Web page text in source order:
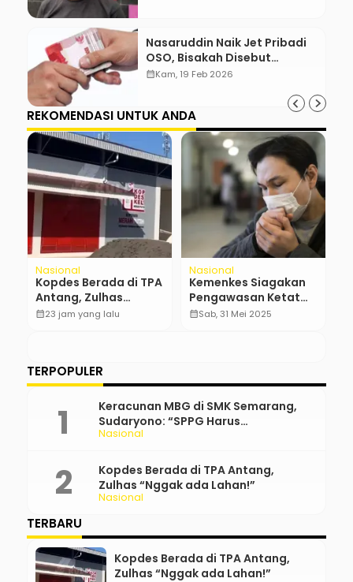
Nasaruddin Naik Jet Pribadi
OSO, Bisakah Disebut
Gratifikasi?
calendar_monthKam, 19 Feb 2026
REKOMENDASI UNTUK ANDA
Nasional
Kopdes Berada di TPA
Antang, Zulhas
“Nggak ada Lahan!”
calendar_month23 jam yang lalu
Nasional
Kemenkes Siagakan
Pengawasan Ketat
Imbas Lonjakan
calendar_monthSab, 31 Mei 2025
TERPOPULER
Nasional
Keracunan MBG di SMK Semarang,
Sudaryono: “SPPG Harus
Bertanggung Jawab!”
Nasional
Kopdes Berada di TPA Antang,
Zulhas “Nggak ada Lahan!”
TERBARU
Kopdes Berada di TPA Antang,
Zulhas “Nggak ada Lahan!”